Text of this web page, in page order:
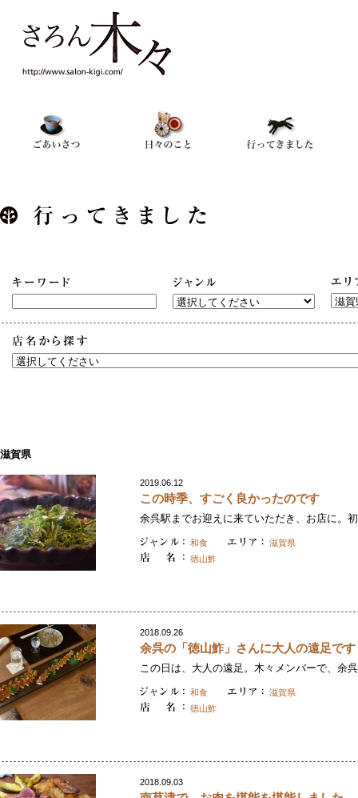
滋賀県
2019.06.12
この時季、すごく良かったのです
余呉駅までお迎えに来ていただき、お店に。
和食
滋賀県
徳山鮓
2018.09.26
余呉の「徳山鮓」さんに大人の遠足です
この日は、大人の遠足。木々メンバーで、余
和食
滋賀県
徳山鮓
2018.09.03